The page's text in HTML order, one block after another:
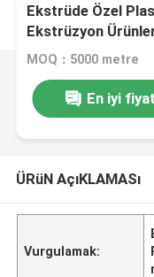
Ekstrüde Özel
Ekstrüzyon
MOQ：5000 metre
En iyi fiyat
ÜRüN AçıKLAMASı
Vurgulamak: